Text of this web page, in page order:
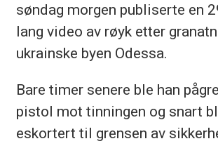
søndag morgen publiserte en
lang video av røyk etter
ukrainske byen Odessa.
Bare timer senere ble han
pistol mot tinningen og snart
eskortert til grensen av